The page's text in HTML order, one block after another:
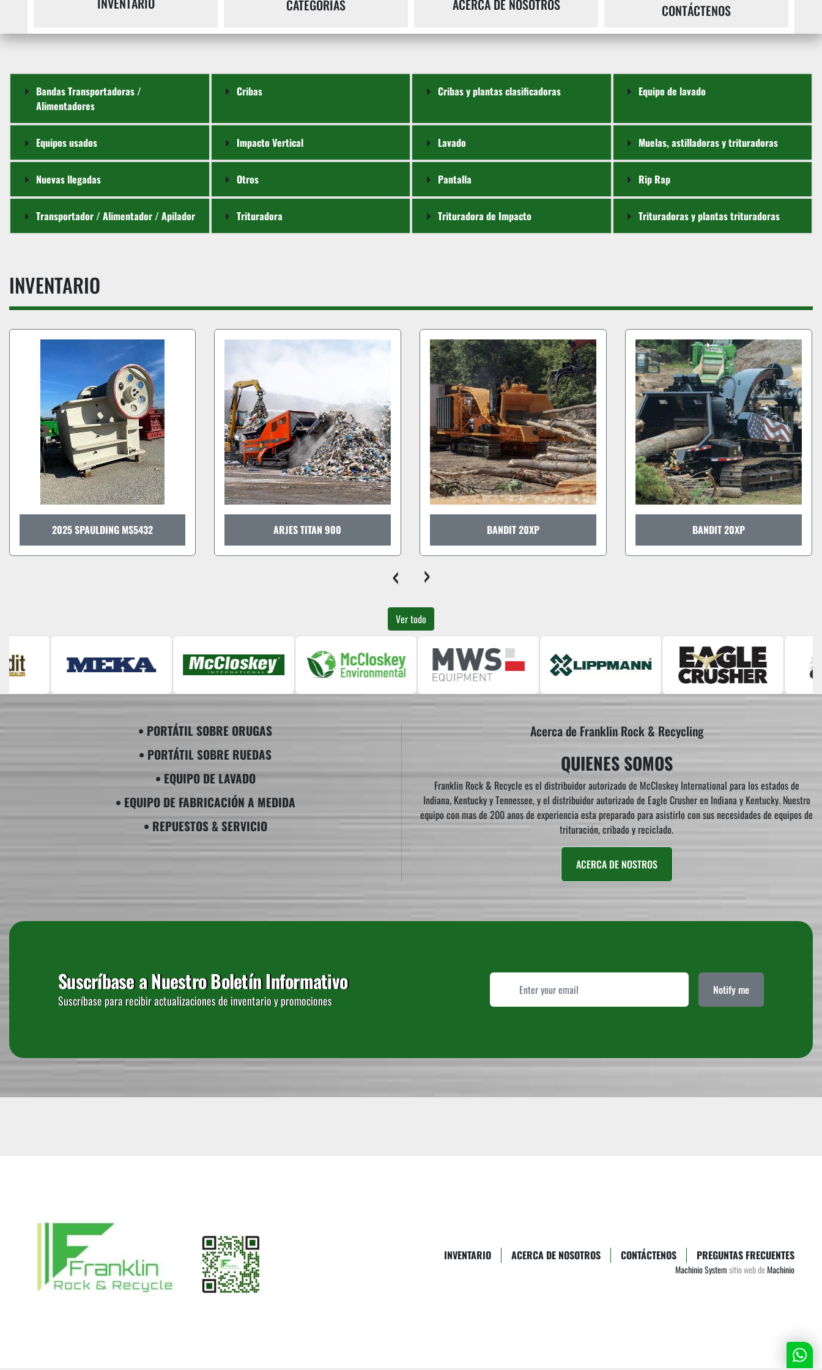
CATEGORÍAS ACERCA DE NOSOTROS CONTÁCTENOS
Bandas Transportadoras /
Alimentadores
Cribas Cribas y plantas clasificadoras Equipo de lavado
Equipos usados Impacto Vertical Lavado Muelas, astilladoras y trituradoras
Nuevas llegadas Otros Pantalla Rip Rap
Transportador / Alimentador / Apilador Trituradora Trituradora de Impacto Trituradoras y plantas trituradoras
INVENTARIO
ARJES TITAN 900 BANDIT 20XP BANDIT 20XP BANDIT 20XP
‹ ›
Ver todo
• PORTÁTIL SOBRE ORUGAS
• PORTÁTIL SOBRE RUEDAS
• EQUIPO DE LAVADO
​• EQUIPO DE FABRICACIÓN A MEDIDA
​• REPUESTOS & SERVICIO
Acerca de Franklin Rock & Recycling
QUIENES SOMOS
Franklin Rock & Recycle es el distribuidor autorizado de McCloskey International para los estados de
Indiana, Kentucky y Tennessee, y el distribuidor autorizado de Eagle Crusher en Indiana y Kentucky. Nuestro
equipo con mas de 200 anos de experiencia esta preparado para asistirlo con sus necesidades de equipos de
trituración, cribado y reciclado.
ACERCA DE NOSTROS
Suscríbase a Nuestro Boletín Informativo
Suscríbase para recibir actualizaciones de inventario y promociones
Notify me
INVENTARIO ACERCA DE NOSOTROS CONTÁCTENOS PREGUNTAS FRECUENTES
Machinio Systemsitio web deMachinio